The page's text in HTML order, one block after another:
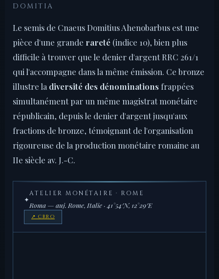
DOMITIA
Le semis de Cnaeus Domitius Ahenobarbus est une
pièce d'une grande rareté (indice 10), bien plus
difficile à trouver que le denier d'argent RRC 261/1
qui l'accompagne dans la même émission. Ce bronze
illustre la diversité des dénominations frappées
simultanément par un même magistrat monétaire
républicain, depuis le denier d'argent jusqu'aux
fractions de bronze, témoignant de l'organisation
rigoureuse de la production monétaire romaine au
IIe siècle av. J.-C.
✦
ATELIER MONÉTAIRE · ROME
Roma — auj. Rome, Italie · 41°54′N, 12°29′E
↗ CRRO